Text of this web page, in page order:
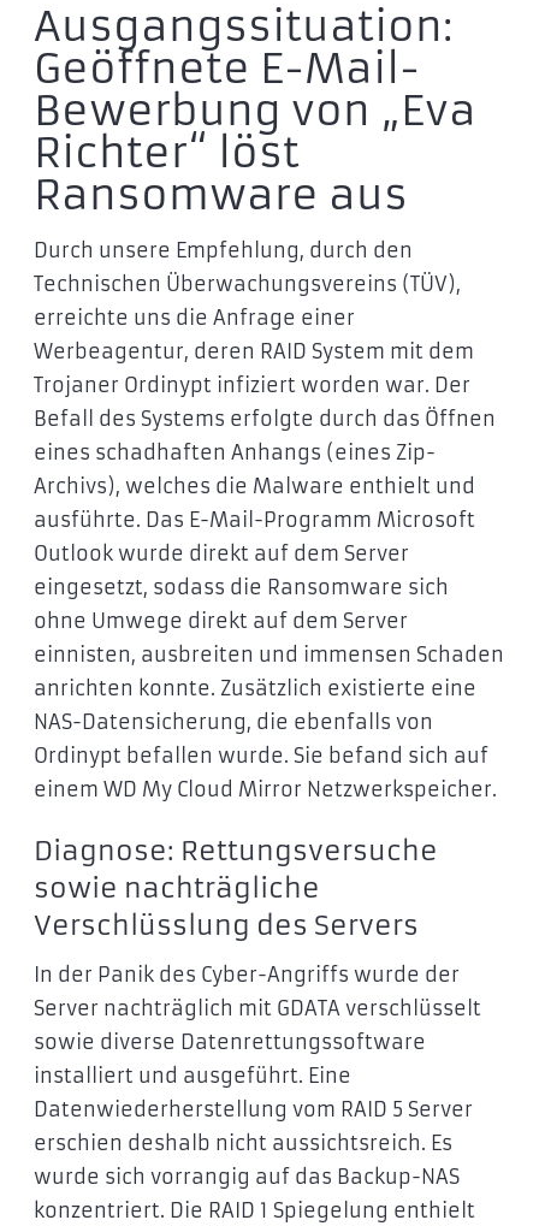
Ausgangssituation:
Geöffnete E-Mail-
Bewerbung von „Eva
Richter“ löst
Ransomware aus
Durch unsere Empfehlung, durch den
Technischen Überwachungsvereins (TÜV),
erreichte uns die Anfrage einer
Werbeagentur, deren RAID System mit dem
Trojaner Ordinypt infiziert worden war. Der
Befall des Systems erfolgte durch das Öffnen
eines schadhaften Anhangs (eines Zip-
Archivs), welches die Malware enthielt und
ausführte. Das E-Mail-Programm Microsoft
Outlook wurde direkt auf dem Server
eingesetzt, sodass die Ransomware sich
ohne Umwege direkt auf dem Server
einnisten, ausbreiten und immensen Schaden
anrichten konnte. Zusätzlich existierte eine
NAS-Datensicherung, die ebenfalls von
Ordinypt befallen wurde. Sie befand sich auf
einem WD My Cloud Mirror Netzwerkspeicher.
Diagnose: Rettungsversuche
sowie nachträgliche
Verschlüsslung des Servers
In der Panik des Cyber-Angriffs wurde der
Server nachträglich mit GDATA verschlüsselt
sowie diverse Datenrettungssoftware
installiert und ausgeführt. Eine
Datenwiederherstellung vom RAID 5 Server
erschien deshalb nicht aussichtsreich. Es
wurde sich vorrangig auf das Backup-NAS
konzentriert. Die RAID 1 Spiegelung enthielt